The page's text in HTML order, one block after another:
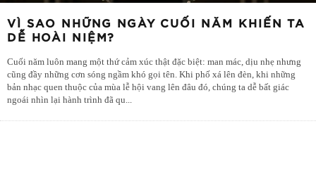
VÌ SAO NHỮNG NGÀY CUỐI NĂM KHIẾN TA
DỄ HOÀI NIỆM?
Cuối năm luôn mang một thứ cảm xúc thật đặc biệt: man mác, dịu nhẹ nhưng
cũng đầy những cơn sóng ngầm khó gọi tên. Khi phố xá lên đèn, khi những
bản nhạc quen thuộc của mùa lễ hội vang lên đâu đó, chúng ta dễ bất giác
ngoái nhìn lại hành trình đã qu...